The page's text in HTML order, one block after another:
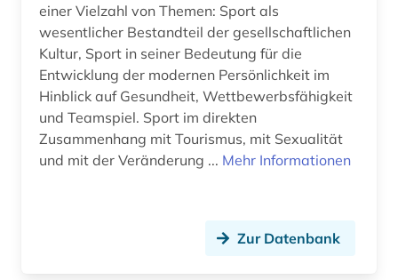
zitationsdatenbank (1)
ökologie (1)
österreich (1)
österreichischer alpenverein (1)
österreichischer rundfunk (1)
einer Vielzahl von Themen: Sport als
wesentlicher Bestandteil der gesellschaftlichen
Kultur, Sport in seiner Bedeutung für die
Entwicklung der modernen Persönlichkeit im
Hinblick auf Gesundheit, Wettbewerbsfähigkeit
und Teamspiel. Sport im direkten
Zusammenhang mit Tourismus, mit Sexualität
und mit der Veränderung ... Mehr Informationen
Zur Datenbank